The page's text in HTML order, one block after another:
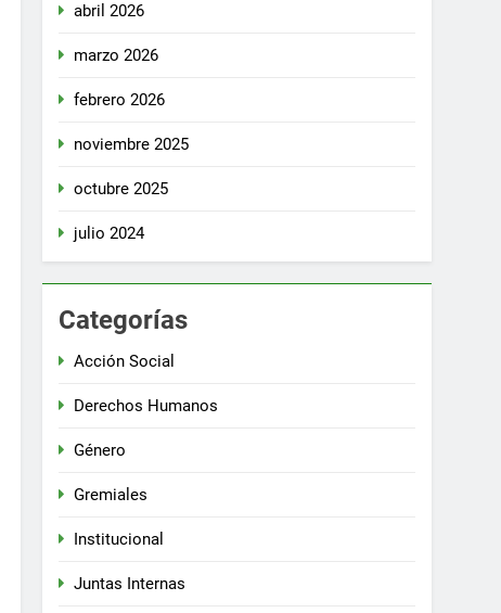
abril 2026
marzo 2026
febrero 2026
noviembre 2025
octubre 2025
julio 2024
Categorías
Acción Social
Derechos Humanos
Género
Gremiales
Institucional
Juntas Internas